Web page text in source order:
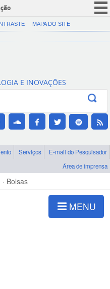
CORONAVÍRUS (COVID-19)
Canais
MAPA DO SITE
E INOVAÇÕES
Serviços
E-mail do Pesquisador
Área de imprensa
Bolsas
MENU